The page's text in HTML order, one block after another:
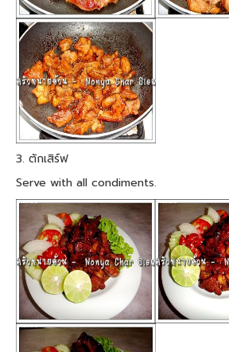
3. ตักเสิร์ฟ
Serve with all condiments.